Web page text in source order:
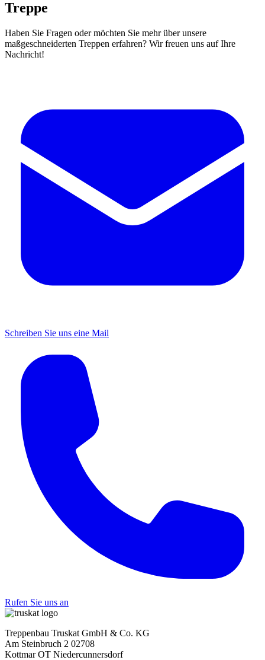
Treppe
Haben Sie Fragen oder möchten Sie mehr über unsere
maßgeschneiderten Treppen erfahren? Wir freuen uns auf Ihre
Nachricht!
Schreiben Sie uns eine Mail
Rufen Sie uns an
Treppenbau Truskat GmbH & Co. KG
Am Steinbruch 2 02708
Kottmar OT Niedercunnersdorf